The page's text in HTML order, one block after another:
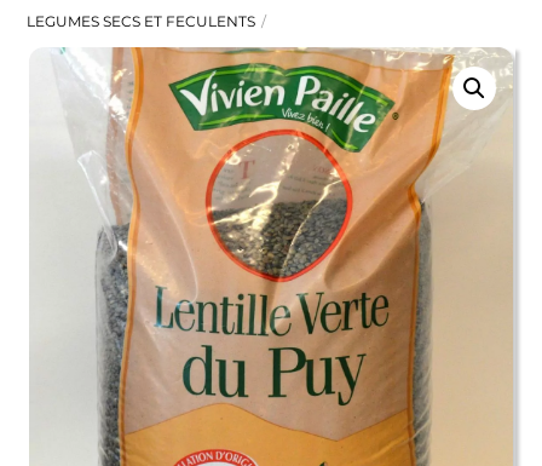
LEGUMES SECS ET FECULENTS